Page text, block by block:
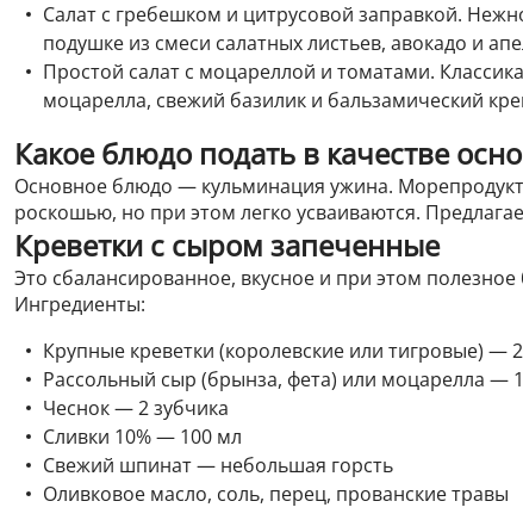
Салат с гребешком и цитрусовой заправкой.
подушке из смеси салатных листьев, авокадо и
Простой салат с моцареллой и томатами.
моцарелла, свежий базилик и бальзамический
Какое блюдо подать в качестве
Основное блюдо — кульминация ужина.
роскошью, но при этом легко усваиваются.
Креветки с сыром запеченные
Это сбалансированное, вкусное и при этом
Ингредиенты:
Крупные креветки (королевские или тигровые) —
Рассольный сыр (брынза, фета) или моцарелла —
Чеснок — 2 зубчика
Сливки 10% — 100 мл
Свежий шпинат — небольшая горсть
Оливковое масло, соль, перец, прованские травы